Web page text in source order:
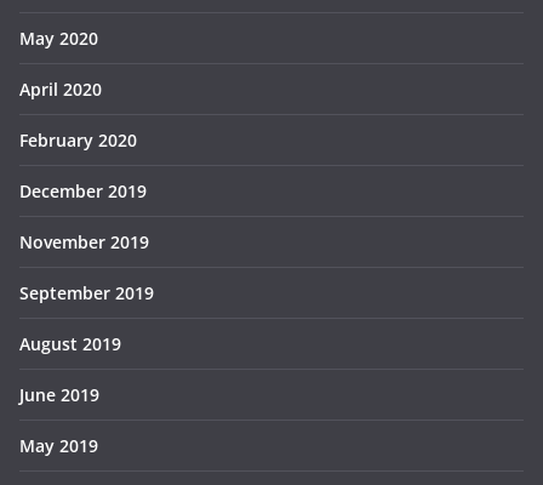
May 2020
April 2020
February 2020
December 2019
November 2019
September 2019
August 2019
June 2019
May 2019